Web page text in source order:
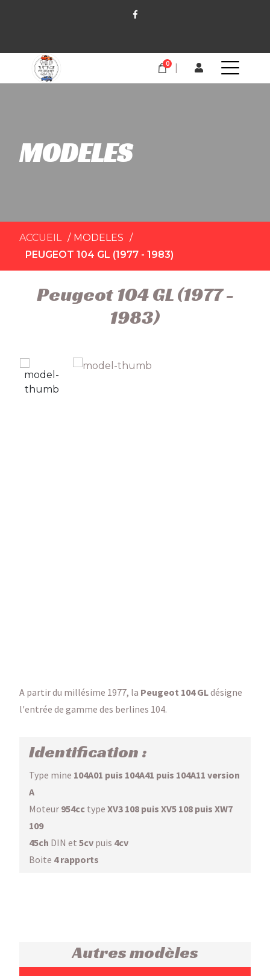
0
MODELES
ACCUEIL
MODELES
PEUGEOT 104 GL (1977 - 1983)
Peugeot 104 GL (1977 -
1983)
A partir du millésime 1977, la Peugeot 104 GLdésigne
l'entrée de gamme des berlines 104.
Identification :
Type mine 104A01 puis 104A41 puis 104A11 version
A
Moteur 954cc type XV3 108 puis XV5 108 puis XW7
109
45ch DIN et 5cv puis 4cv
Boite 4 rapports
Autres modèles